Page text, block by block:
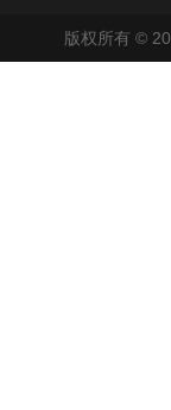
版权所有 ©